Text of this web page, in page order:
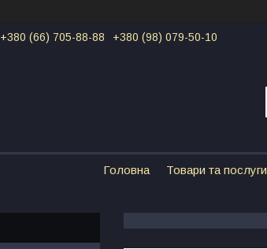
+380 (66) 705-88-88 +380 (98) 079-50-10
Головна Товари та послуги